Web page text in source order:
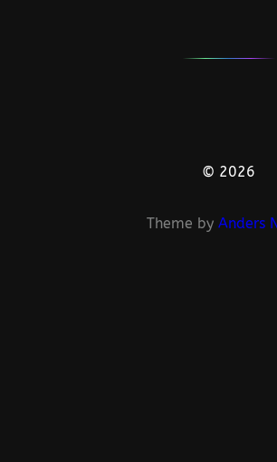
© 2026
Theme by Anders